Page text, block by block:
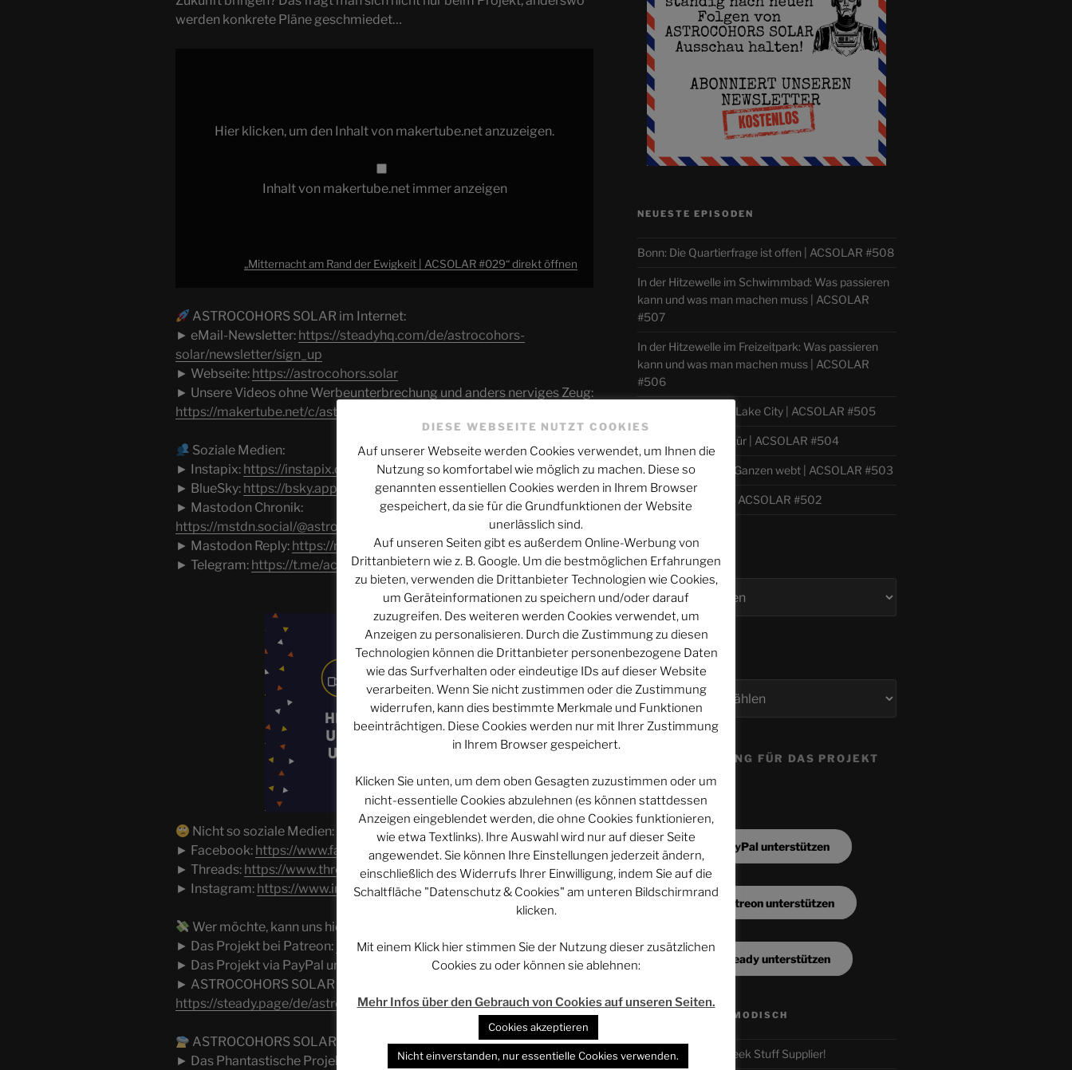
werden konkrete Pläne geschmiedet…
EwigkeitHier klicken, um den Inhalt von makertube.net anzuzeigen.
Inhalt von makertube.net immer anzeigen
„Mitternacht am Rand der Ewigkeit | ACSOLAR #029“ direkt öffnen
ASTROCOHORS SOLAR im Internet:
► eMail-Newsletter: https://steadyhq.com/de/astrocohors-
solar/newsletter/sign_up
► Webseite: https://astrocohors.solar
► Unsere Videos ohne Werbeunterbrechung und anders nerviges Zeug:
https://makertube.net/c/astrocohors_solar
Soziale Medien:
► Instapix: https://instapix.org/astrocohors_solar
► BlueSky: https://bsky.app/profile/astrocohors-solar.bsky.social
► Mastodon Chronik:
https://mstdn.social/@astrocohors.solar@astrocohors.solar
► Mastodon Reply: https://mstdn.social/@astrocohors_solar
► Telegram: https://t.me/acsolar
Werbung
Nicht so soziale Medien:
► Facebook: https://www.facebook.com/AstrocohorsSolar
► Threads: https://www.threads.com/@astrocohors_solar
► Instagram: https://www.instagram.com/astrocohors_solar/
Wer möchte, kann uns hier unterstützen:
► Das Projekt bei Patreon:
https://www.patreon.com/rethovomsee
► Das Projekt via PayPal unterstützen:
https://paypal.me/rethovomsee
► ASTROCOHORS SOLAR via Steady:
https://steady.page/de/astrocohors-solar/about
ASTROCOHORS SOLAR ist Teil des Phantastischen Projekts:
► Das Phantastische Projekt:
https://phan.pro
NEUESTE EPISODEN
Bonn: Die Quartierfrage ist offen | ACSOLAR #508
In der Hitzewelle im Schwimmbad: Was passieren
kann und was man machen muss | ACSOLAR
#507
In der Hitzewelle im Freizeitpark: Was passieren
kann und was man machen muss | ACSOLAR
#506
High Noon in Silver Lake City | ACSOLAR #505
Schicksal und Willkür | ACSOLAR #504
Wie alles sich zum Ganzen webt | ACSOLAR #503
Mars macht mobil | ACSOLAR #502
ARCHIV
Archiv
KATEGORIEN
Kategorien
UNTERSTÜTZUNG FÜR DAS PROJEKT
Projekt via PayPal unterstützen
Projekt via Patreon unterstützen
Projekt via Steady unterstützen
WERBUNG – ALTMODISCH
GetDigital – Your Geek Stuff Supplier!
DIESE WEBSEITE NUTZT COOKIES
Auf unserer Webseite werden Cookies verwendet, um Ihnen die
Nutzung so komfortabel wie möglich zu machen. Diese so
genannten essentiellen Cookies werden in Ihrem Browser
gespeichert, da sie für die Grundfunktionen der Website
unerlässlich sind.
Auf unseren Seiten gibt es außerdem Online-Werbung von
Drittanbietern wie z. B. Google. Um die bestmöglichen Erfahrungen
zu bieten, verwenden die Drittanbieter Technologien wie Cookies,
um Geräteinformationen zu speichern und/oder darauf
zuzugreifen. Des weiteren werden Cookies verwendet, um
Anzeigen zu personalisieren. Durch die Zustimmung zu diesen
Technologien können die Drittanbieter personenbezogene Daten
wie das Surfverhalten oder eindeutige IDs auf dieser Website
verarbeiten. Wenn Sie nicht zustimmen oder die Zustimmung
widerrufen, kann dies bestimmte Merkmale und Funktionen
beeinträchtigen. Diese Cookies werden nur mit Ihrer Zustimmung
in Ihrem Browser gespeichert.
Klicken Sie unten, um dem oben Gesagten zuzustimmen oder um
nicht-essentielle Cookies abzulehnen (es können stattdessen
Anzeigen eingeblendet werden, die ohne Cookies funktionieren,
wie etwa Textlinks). Ihre Auswahl wird nur auf dieser Seite
angewendet. Sie können Ihre Einstellungen jederzeit ändern,
einschließlich des Widerrufs Ihrer Einwilligung, indem Sie auf die
Schaltfläche "Datenschutz & Cookies" am unteren Bildschirmrand
klicken.
Mit einem Klick hier stimmen Sie der Nutzung dieser zusätzlichen
Cookies zu oder können sie ablehnen:
Mehr Infos über den Gebrauch von Cookies auf unseren Seiten.
Cookies akzeptieren
Nicht einverstanden, nur essentielle Cookies verwenden.